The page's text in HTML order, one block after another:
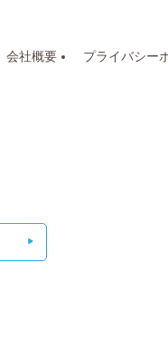
会社概要 プライバシー